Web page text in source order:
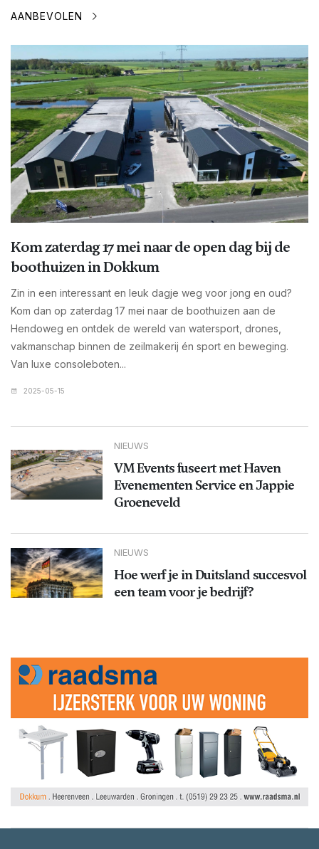
AANBEVOLEN
Kom zaterdag 17 mei naar de open dag bij de
boothuizen in Dokkum
Zin in een interessant en leuk dagje weg voor jong en oud?
Kom dan op zaterdag 17 mei naar de boothuizen aan de
Hendoweg en ontdek de wereld van watersport, drones,
vakmanschap binnen de zeilmakerij én sport en beweging.
Van luxe consoleboten...
2025-05-15
NIEUWS
VM Events fuseert met Haven
Evenementen Service en Jappie
Groeneveld
NIEUWS
Hoe werf je in Duitsland succesvol
een team voor je bedrijf?